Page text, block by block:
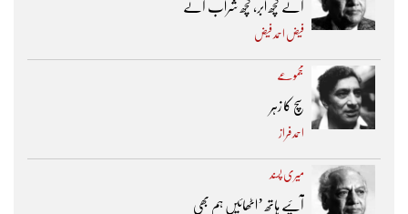
آئے کچھ ابر، کچھ شراب آئے
فیض احمد فیض
مجموعے
سچ کا زہر
احمد فراز
میری پسند
آئیے ہاتھ ’اٹھائیں ہم بھی